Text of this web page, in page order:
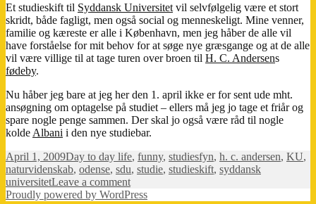
Et studieskift til Syddansk Universitet vil selvfølgelig være et stort
skridt, både fagligt, men også social og menneskeligt. Mine venner,
familie og kæreste er alle i København, men jeg håber de alle vil
have forståelse for mit behov for at søge nye græsgange og at de alle
vil være villige til at tage turen over broen til H. C. Andersens
fødeby.
Nu håber jeg bare at jeg her den 1. april ikke er for sent ude mht.
ansøgning om optagelse på studiet – ellers må jeg jo tage et friår og
spare nogle penge sammen. Der skal jo også være råd til nogle
kolde Albani i den nye studiebar.
Posted
on
April 1, 2009Categories
Day to day life, funny, studiesTags
fyn, h. c. andersen, KU,
naturvidenskab, odense, sdu, studie, studieskift, syddansk
universitetLeave a commenton
Nye
Proudly powered by WordPress